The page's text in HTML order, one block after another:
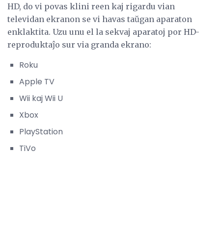
HD, do vi povas klini reen kaj rigardu vian
televidan ekranon se vi havas taŭgan aparaton
enklaktita. Uzu unu el la sekvaj aparatoj por HD-
reproduktaĵo sur via granda ekrano:
Roku
Apple TV
Wii kaj Wii U
Xbox
PlayStation
TiVo